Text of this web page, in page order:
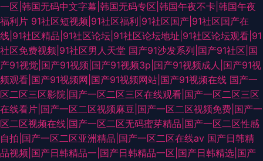
一区|韩国无码中文字幕|韩国无码专区|韩国午夜不卡|韩国午夜
福利片 91社区短视频|91社区福利|91社区国产|91社区国产在
线|91社区精品|91社区论坛|91社区论坛地址|91社区论坛观看|91
社区免费视频|91社区男人天堂 国产91沙发系列|国产91社区|国
产91视觉|国产91视频|国产91视频3p|国产91视频成人|国产91视
频观看|国产91视频网|国产91视频网站|国产91视频在线 国产一
区二区三区影院|国产一区二区三区在线观看|国产一区二区三区
在线看片|国产一区二区视频麻豆|国产一区二区视频免费|国产一
区二区视频在线|国产一区二区无码蜜芽精品|国产一区二区性感
自拍|国产一区二区亚洲精品|国产一区二区在线av 国产日韩精
品视频|国产日韩精品一|国产日韩精品一区|国产日韩精选|国产